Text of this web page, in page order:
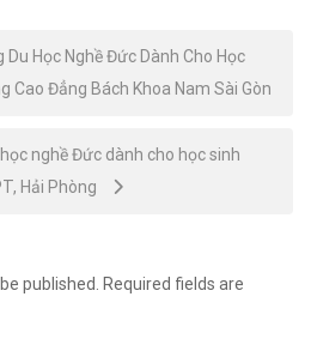
Du Học Nghề Đức Dành Cho Học
Cao Đẳng Bách Khoa Nam Sài Gòn
nghề Đức dành cho học sinh
Hải Phòng
published.
Required fields are